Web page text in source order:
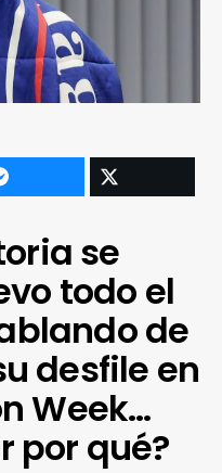
se
todo el
de
desfile en
Week…
por qué?